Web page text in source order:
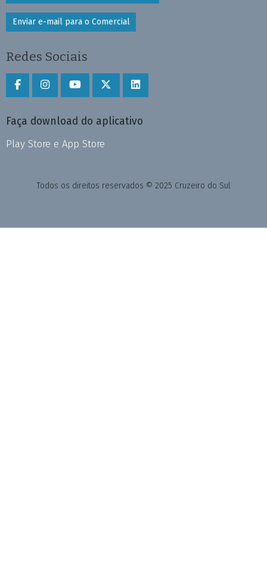
Enviar e-mail para o Comercial
Redes Sociais
Faça download do aplicativo
Play Store e App Store
Todos os direitos reservados © 2025 Cruzeiro do Sul